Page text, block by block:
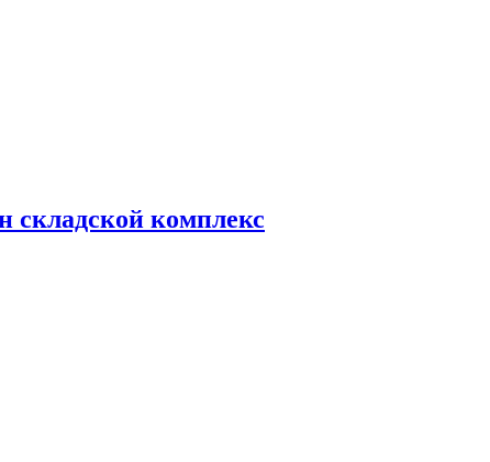
складской комплекс